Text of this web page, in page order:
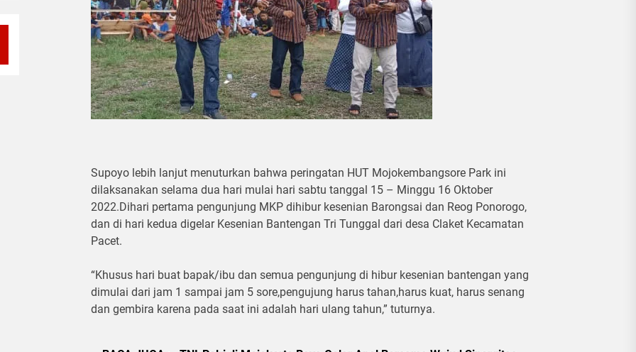
Supoyo lebih lanjut menuturkan bahwa peringatan HUT Mojokembangsore Park ini
dilaksanakan selama dua hari mulai hari sabtu tanggal 15 – Minggu 16 Oktober
2022.Dihari pertama pengunjung MKP dihibur kesenian Barongsai dan Reog Ponorogo,
dan di hari kedua digelar Kesenian Bantengan Tri Tunggal dari desa Claket Kecamatan
Pacet.
“Khusus hari buat bapak/ibu dan semua pengunjung di hibur kesenian bantengan yang
dimulai dari jam 1 sampai jam 5 sore,pengujung harus tahan,harus kuat, harus senang
dan gembira karena pada saat ini adalah hari ulang tahun,” tuturnya.